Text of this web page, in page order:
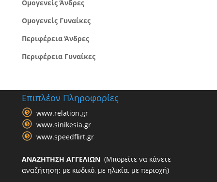
Ομογενείς Άνδρες
Ομογενείς Γυναίκες
Περιφέρεια Άνδρες
Περιφέρεια Γυναίκες
Επιπλέον Πληροφορίες
www.relation.gr
www.sinikesia.gr
www.speedflirt.gr
ΑΝΑΖΗΤΗΣΗ ΑΓΓΕΛΙΩΝ(Μπορείτε να κάνετε
αναζήτηση: με κωδικό, με ηλικία, με περιοχή)